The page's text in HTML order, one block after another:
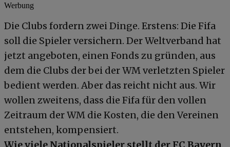
Werbung
Die Clubs fordern zwei Dinge. Erstens: Die Fifa
soll die Spieler versichern. Der Weltverband hat
jetzt angeboten, einen Fonds zu gründen, aus
dem die Clubs der bei der WM verletzten Spieler
bedient werden. Aber das reicht nicht aus. Wir
wollen zweitens, dass die Fifa für den vollen
Zeitraum der WM die Kosten, die den Vereinen
entstehen, kompensiert.
Wie viele Nationalspieler stellt der FC Bayern